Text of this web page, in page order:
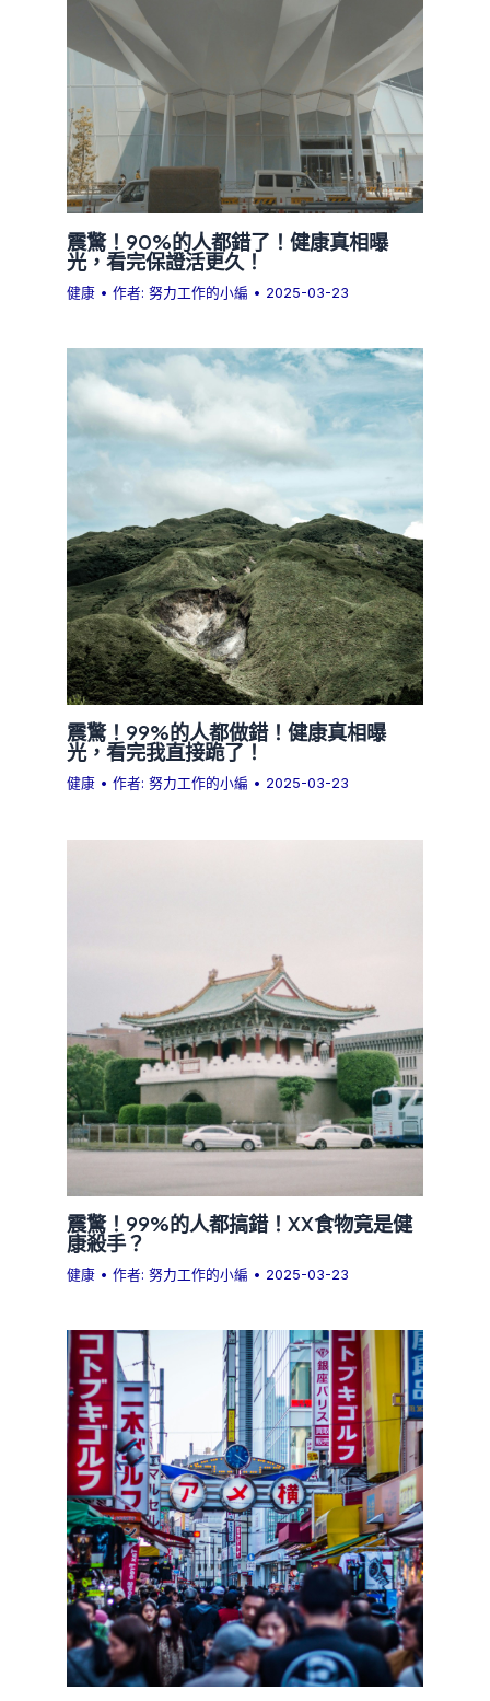
震驚！90%的人都錯了！健康真相曝
光，看完保證活更久！
健康 • 作者:努力工作的小編 • 2025-03-23
震驚！99%的人都做錯！健康真相曝
光，看完我直接跪了！
健康 • 作者:努力工作的小編 • 2025-03-23
震驚！99%的人都搞錯！XX食物竟是健
康殺手？
健康 • 作者:努力工作的小編 • 2025-03-23